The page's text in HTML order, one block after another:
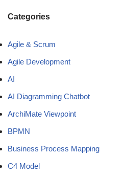
Categories
Agile & Scrum
Agile Development
AI
AI Diagramming Chatbot
ArchiMate Viewpoint
BPMN
Business Process Mapping
C4 Model